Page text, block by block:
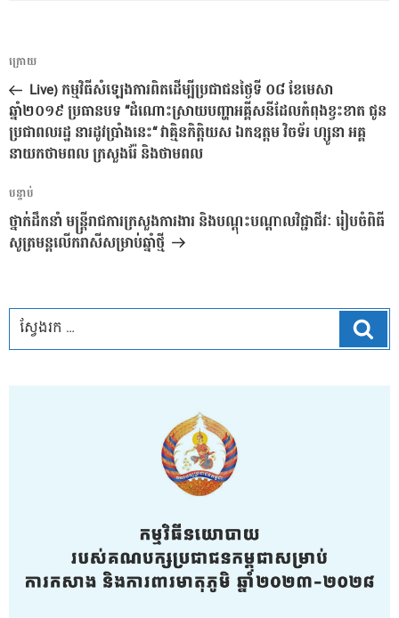
ការ​
នាំទិស​
ប្រកាស
អត្ថបទ
មុន
ក្រោយ
Live) កម្មវិធីសំឡេងការពិតដើម្បីប្រជាជនថ្ងៃទី ០៨ ខែមេសា
ឆ្នាំ២០១៩ ប្រធានបទ “ដំណោះស្រាយបញ្ហាអគ្គីសនីដែលកំពុងខ្វះខាត ជូន
ប្រជាពលរដ្ឋ នារដូវប្រាំងនេះ“ វាគ្មិនកិត្តិយស ឯកឧត្តម វិចទ័រ ហ្សូនា អគ្គ
នាយកថាមពល ក្រសួងរ៉ែ និងថាមពល
អត្ថបទ
បន្ទាប់
បន្ទាប់
ថ្នាក់ដឹកនាំ មន្ត្រីរាជការក្រសួងការងារ និងបណ្តុះបណ្តាលវិជ្ជាជីវៈ រៀបចំពិធី
សូត្រមន្តលើករាសីសម្រាប់ឆ្នាំថ្មី